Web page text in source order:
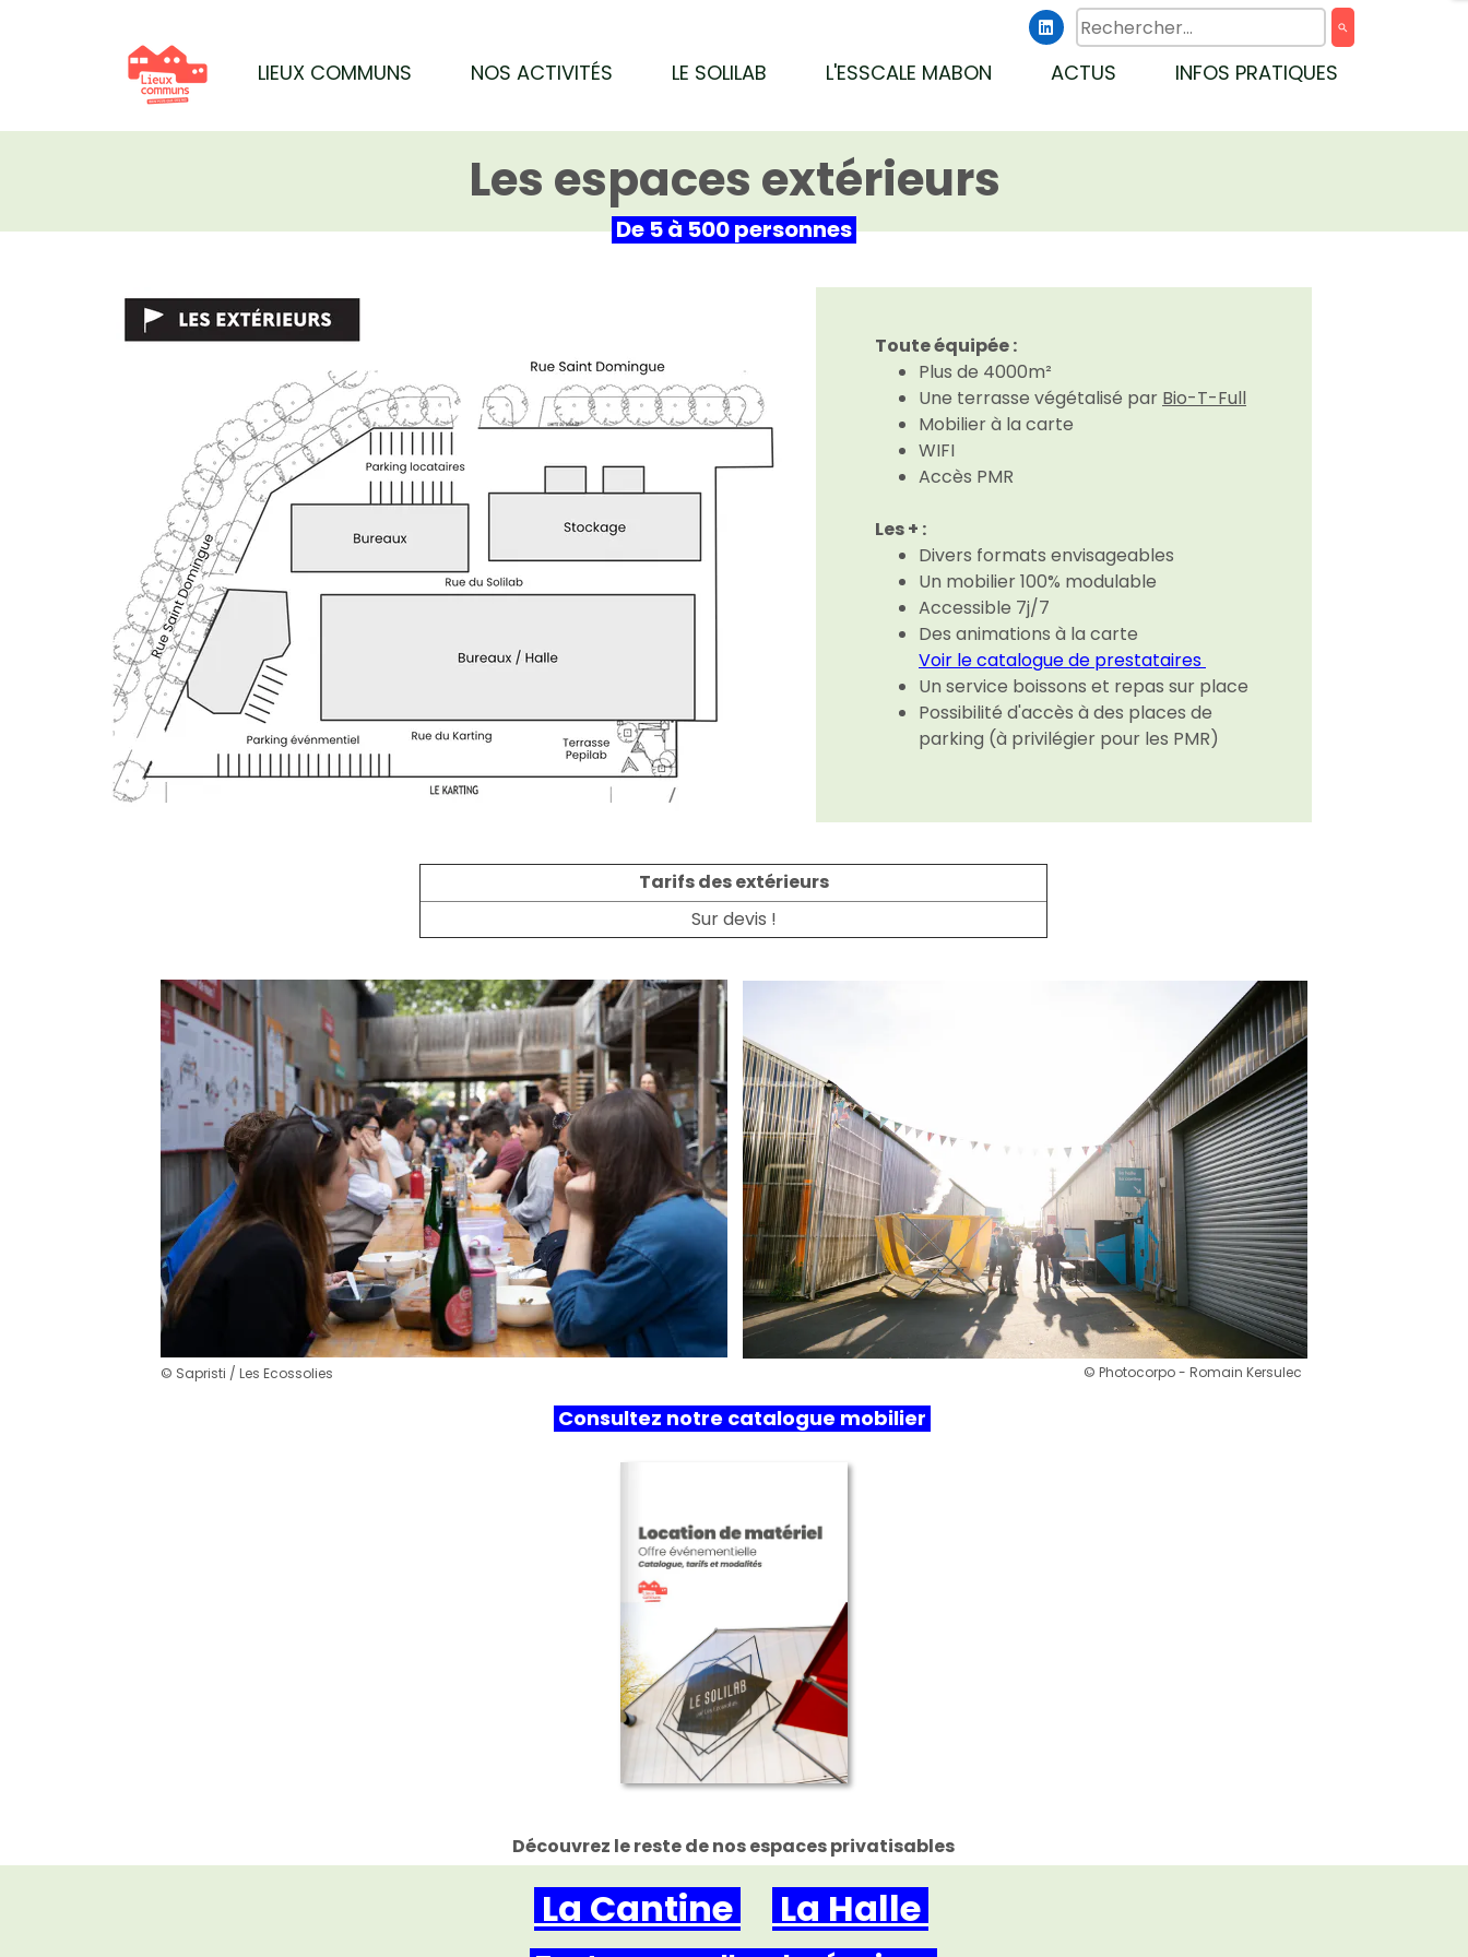
LIEUX COMMUNS NOS ACTIVITÉS LE SOLILAB L'ESSCALE MABON ACTUS INFOS PRATIQUES
 search
Les espaces extérieurs
De 5 à 500 personnes
Toute équipée :
Plus de 4000m²
Une terrasse végétalisé par Bio-T-Full
Mobilier à la carte
WIFI
Accès PMR
Les + :
Divers formats envisageables
Un mobilier 100% modulable
Accessible 7j/7
Des animations à la carte
Voir le catalogue de prestataires
Un service boissons et repas sur place
Possibilité d'accès à des places de
parking (à privilégier pour les PMR)
Tarifs des extérieurs
Sur devis !
© Photocorpo - Romain Kersulec
© Sapristi / Les Ecossolies
Consultez notre catalogue mobilier
Découvrez le reste de nos espaces privatisables
La Halle
La Cantine